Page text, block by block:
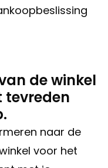
de winkel
tevreden
naar de
voor het